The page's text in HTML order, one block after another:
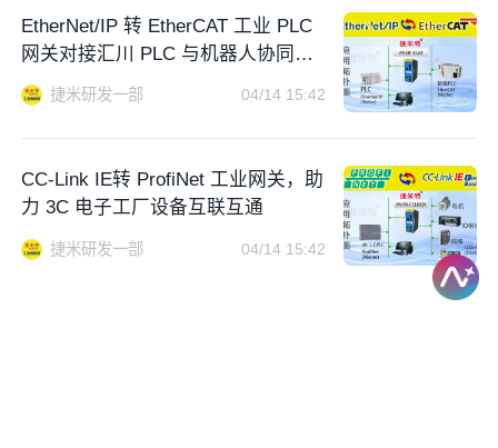
EtherNet IP、HART、BACnetPBACnet、电力DLT645、KNX/
EIB、Profibus PA、EtherCAT、CC-Link、HJ/T212、IEC618
50、IEC60870、M-BUS、MQTT、FF、ControlNet、OPC-U
A、SNMP及其他工业以太网等领域，相关产品通过多项国际标
准认证，性能具有国际先进水平。
EtherNet/IP 转 EtherCAT 工业 PLC
网关对接汇川 PLC 与机器人协同控
制
捷米研发一部 04/14 15:42
CC-Link IE转 ProfiNet 工业网关，助
力 3C 电子工厂设备互联互通
捷米研发一部 04/14 15:42